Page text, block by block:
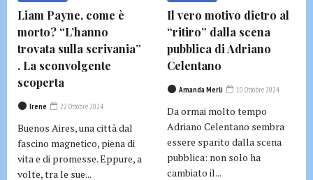
Liam Payne, come è
morto? “L’hanno
trovata sulla scrivania”
. La sconvolgente
scoperta
Irene 22 Ottobre 2024
Buenos Aires, una città dal
fascino magnetico, piena di
vita e di promesse. Eppure, a
volte, tra le sue...
Il vero motivo dietro al
“ritiro” dalla scena
pubblica di Adriano
Celentano
Amanda Merli 10 Ottobre 2024
Da ormai molto tempo
Adriano Celentano sembra
essere sparito dalla scena
pubblica: non solo ha
cambiato il...